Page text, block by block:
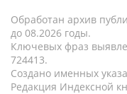
Обработан архив
до 08.2026 годы.
Ключевых фраз
724413.
Создано именных
Редакция Индексной